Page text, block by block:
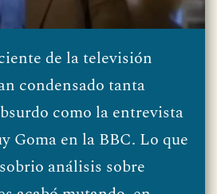
de la televisión
condensado tanta
como la entrevista
Goma en la BBC. Lo que
análisis sobre